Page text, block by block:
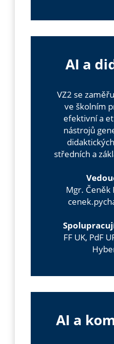
AI a
VZ2 se
ve školním
efektivní a
nástrojů
středních a
Mgr. Čeněk
FF UK, PdF
AI a